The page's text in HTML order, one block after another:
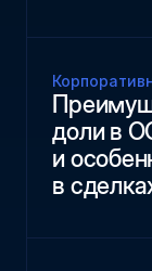
доли в
и
в